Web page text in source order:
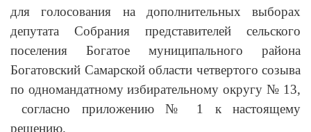
для голосования на дополнительных выборах
депутата Собрания представителей сельского
поселения Богатое муниципального района
Богатовский Самарской области четвертого созыва
по одномандатному избирательному округу № 13,
согласно приложению № 1 к настоящему
решению.